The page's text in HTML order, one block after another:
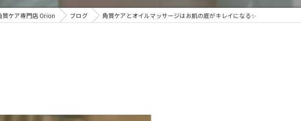
質ケア専門店 Orion ブログ 角質ケアとオイルマッサージはお肌の底がキレイになる✨